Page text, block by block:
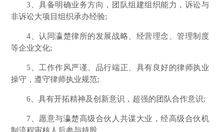
3、具备明确业务方向，团队组建组织能力，诉讼与
非诉讼大项目组织承办经验;
4、认同瀛楚律所的发展战略、经营理念、管理制度
等企业文化;
5、工作作风严谨、品行端正、具有良好的律师执业
操守，遵守律师执业规范;
6、具有开拓精神及创新意识，超强的团队合作意识;
7、愿意与瀛楚高级合伙人共谋大业，经高级合伙机
制流程审核人后参与持股。